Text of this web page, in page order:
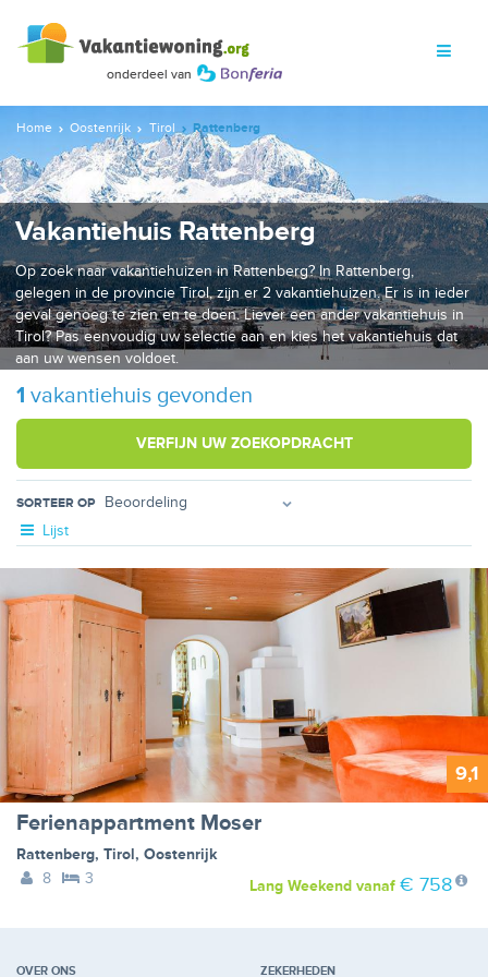
Home Oostenrijk Tirol Rattenberg
Vakantiehuis Rattenberg
Op zoek naar vakantiehuizen in Rattenberg? In Rattenberg,
gelegen in de provincie Tirol, zijn er 2 vakantiehuizen. Er is in ieder
geval genoeg te zien en te doen. Liever een ander vakantiehuis in
Tirol? Pas eenvoudig uw selectie aan en kies het vakantiehuis dat
aan uw wensen voldoet.
1 vakantiehuis gevonden
VERFIJN UW ZOEKOPDRACHT
SORTEER OP
Lijst
9,1
Ferienappartment Moser
Rattenberg, Tirol, Oostenrijk
8
3 Lang Weekendvanaf € 758
OVER ONS ZEKERHEDEN